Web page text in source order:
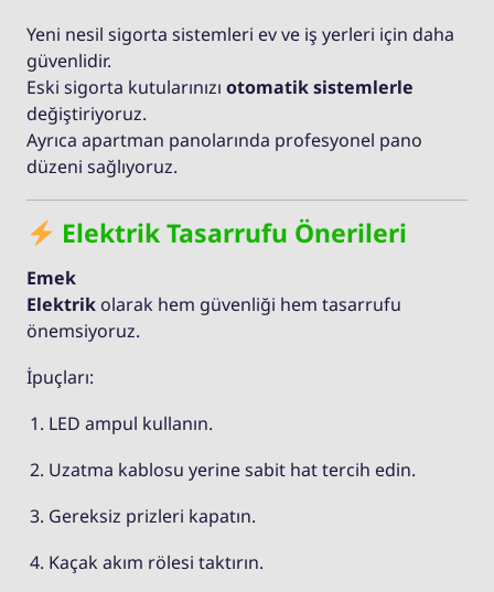
Yeni nesil sigorta sistemleri ev ve iş yerleri için daha
güvenlidir.
Eski sigorta kutularınızı otomatik sistemlerle
değiştiriyoruz.
Ayrıca apartman panolarında profesyonel pano
düzeni sağlıyoruz.
Elektrik Tasarrufu Önerileri
Emek
Elektrik olarak hem güvenliği hem tasarrufu
önemsiyoruz.
İpuçları:
LED ampul kullanın.
Uzatma kablosu yerine sabit hat tercih edin.
Gereksiz prizleri kapatın.
Kaçak akım rölesi taktırın.